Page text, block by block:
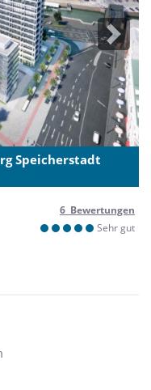
Next
Speicherstadt
6 Bewertungen
Sehr gut